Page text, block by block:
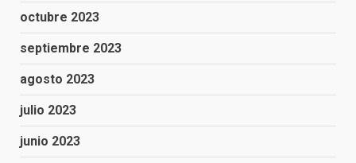
octubre 2023
septiembre 2023
agosto 2023
julio 2023
junio 2023